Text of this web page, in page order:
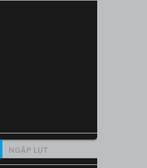
NGẬP LỤT